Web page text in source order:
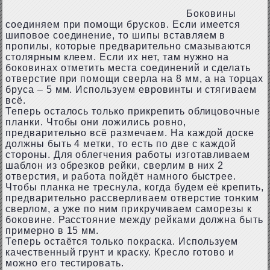
Боковины
соединяем при помощи брусков. Если имеется
шиповое соединение, то шипы вставляем в
пропилы, которые предварительно смазываются
столярным клеем. Если их нет, там нужно на
боковинах отметить места соединений и сделать
отверстие при помощи сверла на 8 мм, а на торцах
бруса – 5 мм. Используем евровинты и стягиваем
всё.
Теперь осталось только прикрепить облицовочные
планки. Чтобы они ложились ровно,
предварительно всё размечаем. На каждой доске
должны быть 4 метки, то есть по две с каждой
стороны. Для облегчения работы изготавливаем
шаблон из обрезков рейки, сверлим в них 2
отверстия, и работа пойдёт намного быстрее.
Чтобы планка не треснула, когда будем её крепить,
предварительно рассверливаем отверстие тонким
сверлом, а уже по ним прикручиваем саморезы к
боковине. Расстояние между рейками должна быть
примерно в 15 мм.
Теперь остаётся только покраска. Используем
качественный грунт и краску. Кресло готово и
можно его тестировать.